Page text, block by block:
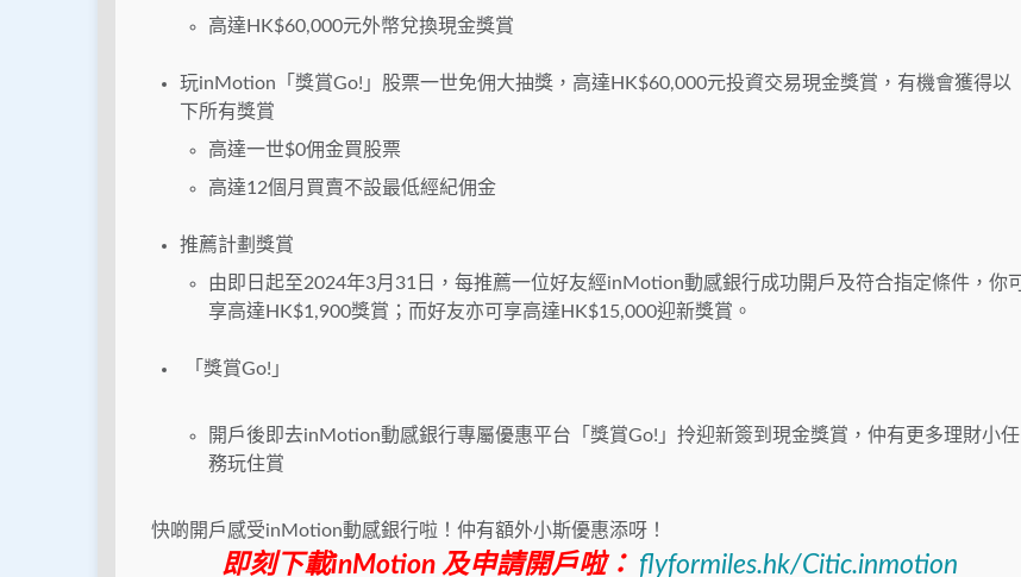
高達HK$60,000元外幣兌換現金獎賞
玩inMotion「獎賞Go!」股票一世免佣大抽獎，高達HK$60,000元投資交易現金獎賞，有機會獲得以
下所有獎賞
高達一世$0佣金買股票
高達12個月買賣不設最低經紀佣金
推薦計劃獎賞
由即日起至2024年3月31日，每推薦一位好友經inMotion動感銀行成功開戶及符合指定條件，你可
享高達HK$1,900獎賞；而好友亦可享高達HK$15,000迎新獎賞。
「獎賞Go!」
開戶後即去inMotion動感銀行專屬優惠平台「獎賞Go!」拎迎新簽到現金獎賞，仲有更多理財小任
務玩住賞
快啲開戶感受inMotion動感銀行啦！仲有額外小斯優惠添呀！
即刻下載inMotion 及申請開戶啦： flyformiles.hk/Citic.inmotion